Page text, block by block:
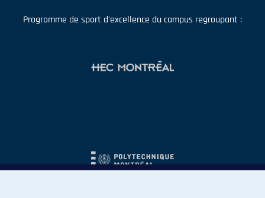
Programme de sport d'excellence du campus regroupant :